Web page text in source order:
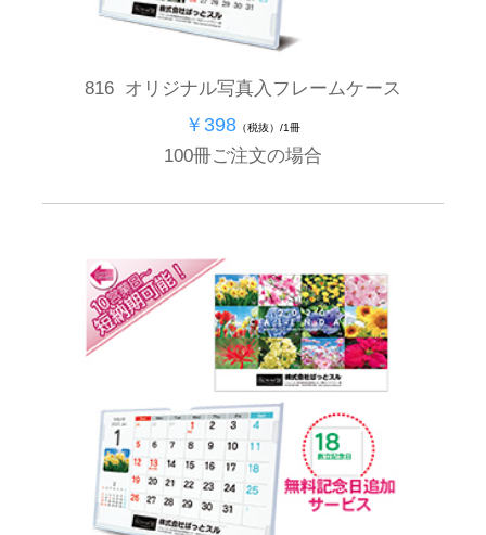
816 オリジナル写真入フレームケース
￥398 （税抜）/1冊
100冊ご注文の場合